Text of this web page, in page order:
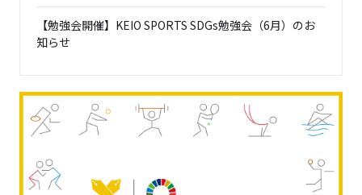
【勉強会開催】KEIO SPORTS SDGs勉強会（6月）のお
知らせ